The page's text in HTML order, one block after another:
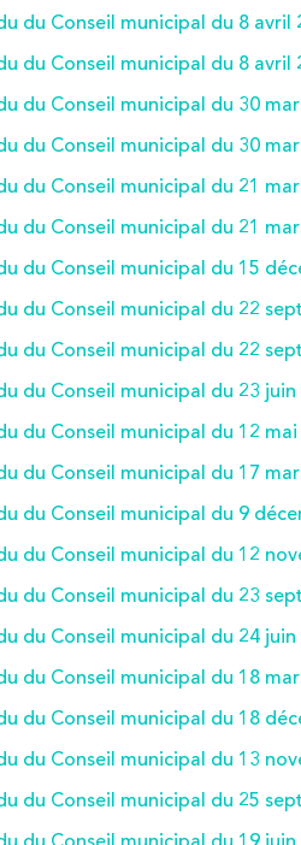
du Conseil municipal du 8 avril
du Conseil municipal du 8 avril
du Conseil municipal du 30
du Conseil municipal du 30
du Conseil municipal du 21
du Conseil municipal du 21
du Conseil municipal du 15
du Conseil municipal du 22
du Conseil municipal du 22
du Conseil municipal du 23 juin
du Conseil municipal du 12 mai
du Conseil municipal du 17
du Conseil municipal du 9
du Conseil municipal du 12
du Conseil municipal du 23
du Conseil municipal du 24 juin
du Conseil municipal du 18
du Conseil municipal du 18
du Conseil municipal du 13
du Conseil municipal du 25